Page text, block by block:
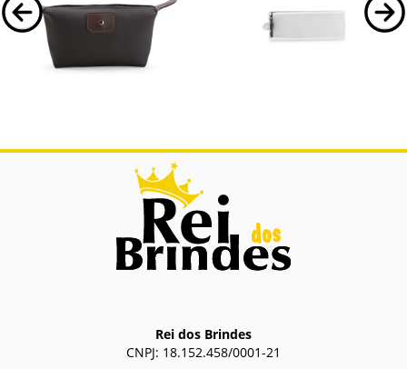
Nécessaire de Couro
Nécessaire em couro sintético
impermeável e fechamento em zíper e
detalhe frontal metálico.
Plaquinha Metálica
Rei dos Brindes
CNPJ: 18.152.458/0001-21